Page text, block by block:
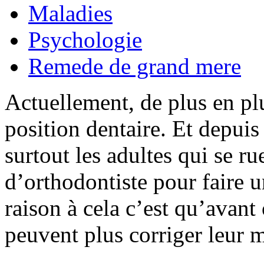
Maladies
Psychologie
Remede de grand mere
Actuellement, de plus en
position dentaire. Et depuis
surtout les adultes qui se
d’orthodontiste pour faire
raison à cela c’est
peuvent plus corriger leur